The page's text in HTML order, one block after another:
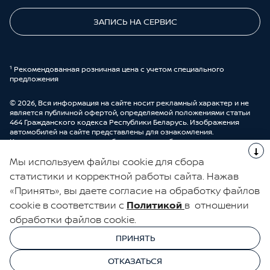
ЗАПИСЬ НА СЕРВИС
¹ Рекомендованная розничная цена с учетом специального
предложения
© 2026, Вся информация на сайте носит рекламный характер и не
является публичной офертой, определяемой положениями статьи
464 Гражданского кодекса Республики Беларусь. Изображения
автомобилей на сайте представлены для ознакомления.
Комплектации и цены могут быть изменены без предварительного
автоцентре ООО “ДрайвМоторс”.
ЭЛЕКТРОННАЯ КНИГА ОТЗЫВОВ
© 2026, УНП 191111259
ООО "ДрайвМоторс"
УНП 191111259 ООО "ДрайвМоторс"
Мы используем файлы cookie для сбора
статистики и корректной работы сайта. Нажав
«Принять», вы даете согласие на обработку файлов
cookie в соответствии с Политикой в отношении
обработки файлов cookie.
ПРИНЯТЬ
ОТКАЗАТЬСЯ